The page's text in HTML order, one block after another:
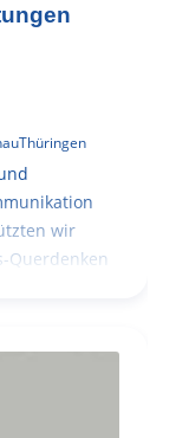
Thüringen
wir
Querdenken